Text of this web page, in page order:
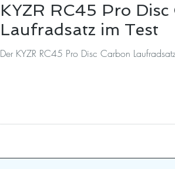
KYZR RC45 Pro Disc
Laufradsatz im Test
Der KYZR RC45 Pro Disc Carbon